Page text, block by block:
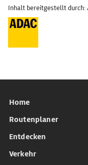
Inhalt bereitgestellt durch:
Home
Routenplaner
Entdecken
Verkehr